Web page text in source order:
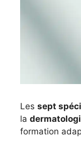
Les sept
la
formation